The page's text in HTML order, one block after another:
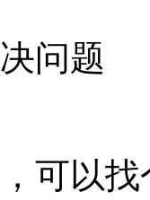
问题
可以